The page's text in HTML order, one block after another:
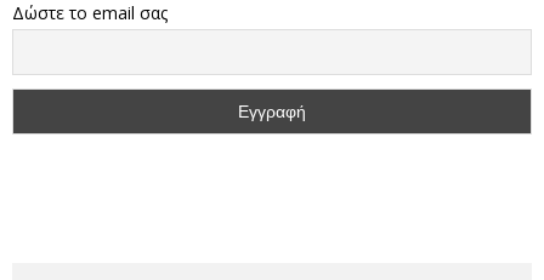
Δώστε το email σας